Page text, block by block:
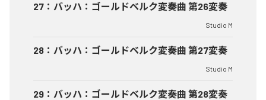
27 ： バッハ：ゴールドベルク変奏曲 第26変奏
Studio M
28 ： バッハ：ゴールドベルク変奏曲 第27変奏
Studio M
29 ： バッハ：ゴールドベルク変奏曲 第28変奏